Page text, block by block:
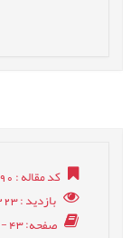
کد مقاله: 1402092645090
بازدید: 10223
صفحه: 43 - 62